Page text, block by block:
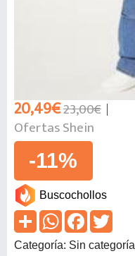
20,49€23,00€
Ofertas Shein
-11%
Buscochollos
Categoría: Sin categoría